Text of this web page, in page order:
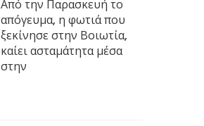
Από την Παρασκευή το
απόγευμα, η φωτιά που
ξεκίνησε στην Βοιωτία,
καίει ασταμάτητα μέσα
στην